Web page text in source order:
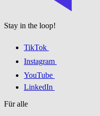
Stay in the loop!
TikTok
Instagram
YouTube
LinkedIn
Für alle